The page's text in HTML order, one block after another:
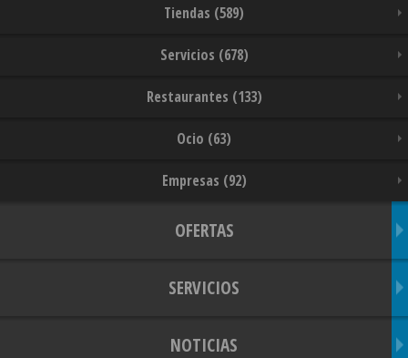
Tiendas (589)
Servicios (678)
Restaurantes (133)
Ocio (63)
Empresas (92)
OFERTAS
SERVICIOS
NOTICIAS